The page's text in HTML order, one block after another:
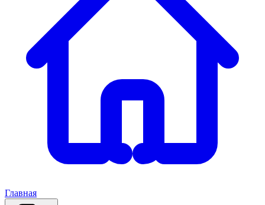
Главная